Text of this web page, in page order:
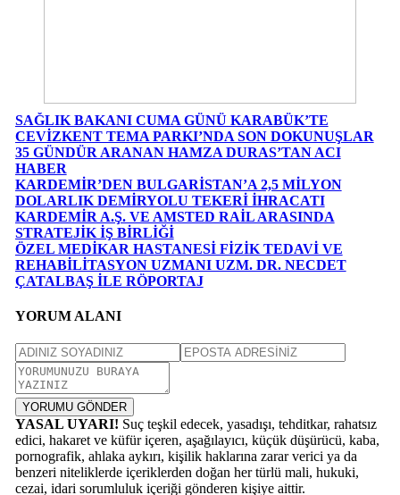
SAĞLIK BAKANI CUMA GÜNÜ KARABÜK’TE
CEVİZKENT TEMA PARKI’NDA SON DOKUNUŞLAR
35 GÜNDÜR ARANAN HAMZA DURAS’TAN ACI
HABER
KARDEMİR’DEN BULGARİSTAN’A 2,5 MİLYON
DOLARLIK DEMİRYOLU TEKERİ İHRACATI
KARDEMİR A.Ş. VE AMSTED RAİL ARASINDA
STRATEJİK İŞ BİRLİĞİ
ÖZEL MEDİKAR HASTANESİ FİZİK TEDAVİ VE
REHABİLİTASYON UZMANI UZM. DR. NECDET
ÇATALBAŞ İLE RÖPORTAJ
YORUM ALANI
YORUMU GÖNDER
YASAL UYARI! Suç teşkil edecek, yasadışı, tehditkar, rahatsız
edici, hakaret ve küfür içeren, aşağılayıcı, küçük düşürücü, kaba,
pornografik, ahlaka aykırı, kişilik haklarına zarar verici ya da
benzeri niteliklerde içeriklerden doğan her türlü mali, hukuki,
cezai, idari sorumluluk içeriği gönderen kişiye aittir.